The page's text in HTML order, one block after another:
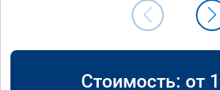
Стоимость: от